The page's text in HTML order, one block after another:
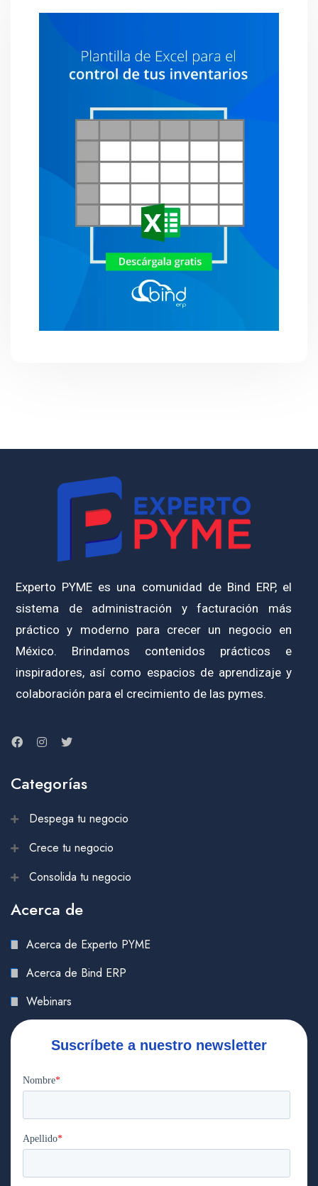
Experto PYME es una comunidad de Bind ERP, el
sistema de administración y facturación más
práctico y moderno para crecer un negocio en
México. Brindamos contenidos prácticos e
inspiradores, así como espacios de aprendizaje y
colaboración para el crecimiento de las pymes.
Categorías
Despega tu negocio
Crece tu negocio
Consolida tu negocio
Acerca de
Acerca de Experto PYME
Acerca de Bind ERP
Webinars
Suscríbete a nuestro newsletter